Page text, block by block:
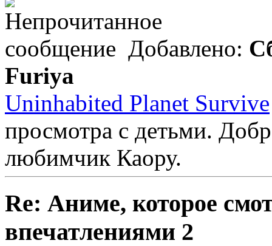
Добавлено:
Furiya
Uninhabited Planet Survive
просмотра с детьми.
любимчик Каору.
Re: Аниме, которое
впечатлениями 2